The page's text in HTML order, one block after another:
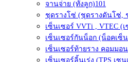
จานจ่าย (ทั้งลูก)101
ชุดรางโซ่ (ชุดรางดันโซ่,
เซ็นเซอร์ VVTi , VTEC (
เซ็นเซอร์กันน็อก (น็อคเซ็
เซ็นเซอร์ท้ายราง คอมมอ
เซ็นเซอร์ลิ้นเร่ง (TPS เซ